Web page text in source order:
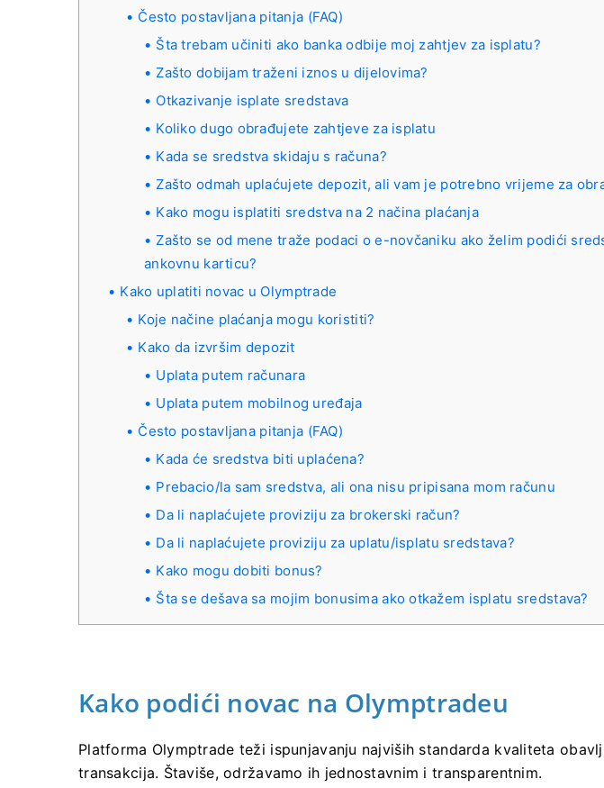
Često postavljana pitanja (FAQ)
Šta trebam učiniti ako banka odbije moj zahtjev za isplatu?
Zašto dobijam traženi iznos u dijelovima?
Otkazivanje isplate sredstava
Koliko dugo obrađujete zahtjeve za isplatu
Kada se sredstva skidaju s računa?
Zašto odmah uplaćujete depozit, ali vam je potrebno vrijeme za
Kako mogu isplatiti sredstva na 2 načina plaćanja
Zašto se od mene traže podaci o e-novčaniku ako želim podići
ankovnu karticu?
Kako uplatiti novac u Olymptrade
Koje načine plaćanja mogu koristiti?
Kako da izvršim depozit
Uplata putem računara
Uplata putem mobilnog uređaja
Često postavljana pitanja (FAQ)
Kada će sredstva biti uplaćena?
Prebacio/la sam sredstva, ali ona nisu pripisana mom računu
Da li naplaćujete proviziju za brokerski račun?
Da li naplaćujete proviziju za uplatu/isplatu sredstava?
Kako mogu dobiti bonus?
Šta se dešava sa mojim bonusima ako otkažem isplatu sredstava?
Kako podići novac na Olymptradeu
Platforma Olymptrade teži ispunjavanju najviših standarda kvaliteta
transakcija. Štaviše, održavamo ih jednostavnim i transparentnim.